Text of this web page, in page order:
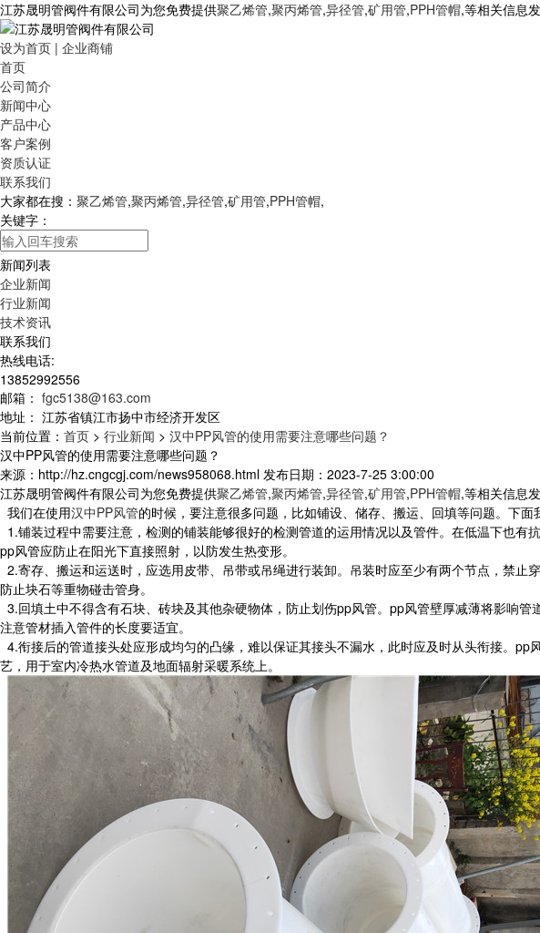
江苏晟明管阀件有限公司为您免费提供聚乙烯管,聚丙烯管,异径管,矿用管,PPH管帽,等相关信息
设为首页 | 企业商铺
首页
公司简介
新闻中心
产品中心
客户案例
资质认证
联系我们
大家都在搜： 聚乙烯管,聚丙烯管,异径管,矿用管,PPH管帽,
关键字：
新闻列表
企业新闻
行业新闻
技术资讯
联系我们
热线电话:
13852992556
邮箱： fgc5138@163.com
地址： 江苏省镇江市扬中市经济开发区
当前位置： 首页 > 行业新闻 > 汉中PP风管的使用需要注意哪些问题？
汉中PP风管的使用需要注意哪些问题？
来源：http://hz.cngcgj.com/news958068.html 发布日期：2023-7-25 3:00:00
江苏晟明管阀件有限公司为您免费提供聚乙烯管,聚丙烯管,异径管,矿用管,PPH管帽,等相关信息
我们在使用汉中PP风管的时候，要注意很多问题，比如铺设、储存、搬运、回填等问题。下面
1.铺装过程中需要注意，检测的铺装能够很好的检测管道的运用情况以及管件。在低温下也
pp风管应防止在阳光下直接照射，以防发生热变形。
2.寄存、搬运和运送时，应选用皮带、吊带或吊绳进行装卸。吊装时应至少有两个节点，禁
防止块石等重物碰击管身。
3.回填土中不得含有石块、砖块及其他杂硬物体，防止划伤pp风管。pp风管壁厚减薄将影响
注意管材插入管件的长度要适宜。
4.衔接后的管道接头处应形成均匀的凸缘，难以保证其接头不漏水，此时应及时从头衔接。
艺，用于室内冷热水管道及地面辐射采暖系统上。